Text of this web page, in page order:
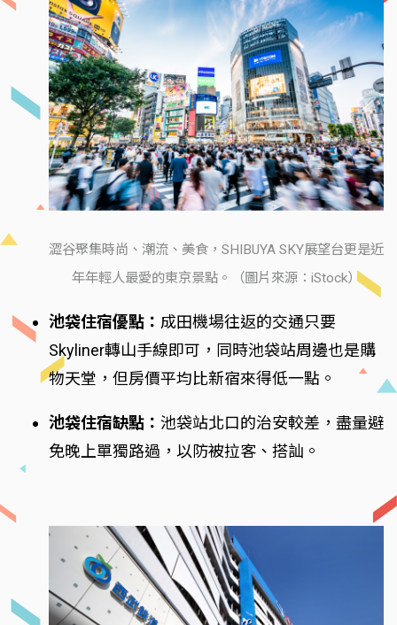
澀谷聚集時尚、潮流、美食，SHIBUYA SKY展望台更是近
年年輕人最愛的東京景點。（圖片來源：iStock）
池袋住宿優點： 成田機場往返的交通只要
Skyliner轉山手線即可，同時池袋站周邊也是購
物天堂，但房價平均比新宿來得低一點。
池袋住宿缺點： 池袋站北口的治安較差，盡量避
免晚上單獨路過，以防被拉客、搭訕。